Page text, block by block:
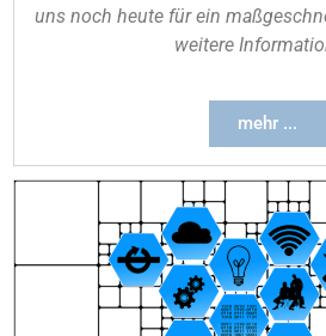
uns noch heute für ein
weitere
mehr ...